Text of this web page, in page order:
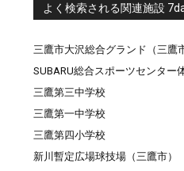
よく検索される関連施設
三鷹市大沢総合グランド（三鷹
SUBARU総合スポーツセンター
三鷹第三中学校
三鷹第一中学校
三鷹第四小学校
新川暫定広場球技場（三鷹市）